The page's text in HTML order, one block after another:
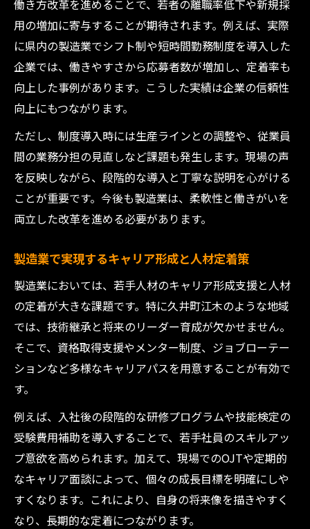
働き方改革を進めることで、若者の離職率低下や新規採
用の増加に寄与することが期待されます。例えば、実際
に県内の製造業でシフト制や短時間勤務制度を導入した
企業では、働きやすさから応募者数が増加し、定着率も
向上した事例があります。こうした実績は企業の信頼性
向上にもつながります。
ただし、制度導入時には生産ラインとの調整や、従業員
間の業務分担の見直しなど課題も発生します。現場の声
を反映しながら、段階的な導入と丁寧な説明を心がける
ことが重要です。今後も製造業は、柔軟性と働きがいを
両立した改革を進める必要があります。
製造業で実現するキャリア形成と人材定着策
製造業においては、若手人材のキャリア形成支援と人材
の定着が大きな課題です。特に久井町江木のような地域
では、技術継承と将来のリーダー育成が欠かせません。
そこで、資格取得支援やメンター制度、ジョブローテー
ションなど多様なキャリアパスを用意することが有効で
す。
例えば、入社後の段階的な研修プログラムや技能検定の
受験費用補助を導入することで、若手社員のスキルアッ
プ意欲を高められます。加えて、現場でのOJTや定期的
なキャリア面談によって、個々の成長目標を明確にしや
すくなります。これにより、自身の将来像を描きやすく
なり、長期的な定着につながります。